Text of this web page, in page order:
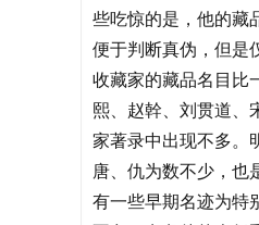
些吃惊的是，他的藏
便于判断真伪，但是
收藏家的藏品名目比
熙、赵幹、刘贯道、
家著录中出现不多。
唐、仇为数不少，也
有一些早期名迹为特